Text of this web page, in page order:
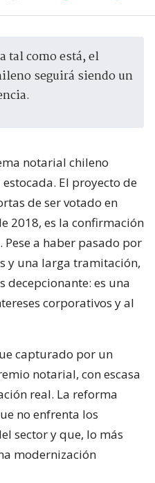
seguirá siendo un
notarial chileno
El proyecto de
de ser votado en
2018, es la confirmación
a haber pasado por
y una larga tramitación,
decepcionante: es una
corporativos y al
capturado por un
notarial, con escasa
real. La reforma
no enfrenta los
sector y que, lo más
modernización